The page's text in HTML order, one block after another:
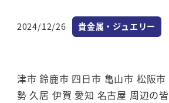
投稿日
2024/12/26 カテゴリー
貴金属・ジュエリー
津市 鈴鹿市 四日市 亀山市 松阪
勢 久居 伊賀 愛知 名古屋 周辺の